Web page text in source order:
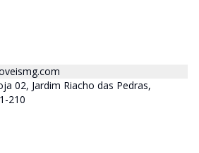
02, Jardim Riacho das Pedras,
210